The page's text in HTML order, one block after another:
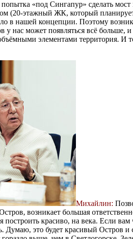
«под Сингапур» сделать
(20-этажный ЖК, который
в нашей концепции. Поэтому
у нас может появляться всё больше,
элементами территория. И
Михайлин:
возникает большая
построить красиво, на века. Если
Думаю, это будет красивый Остров и